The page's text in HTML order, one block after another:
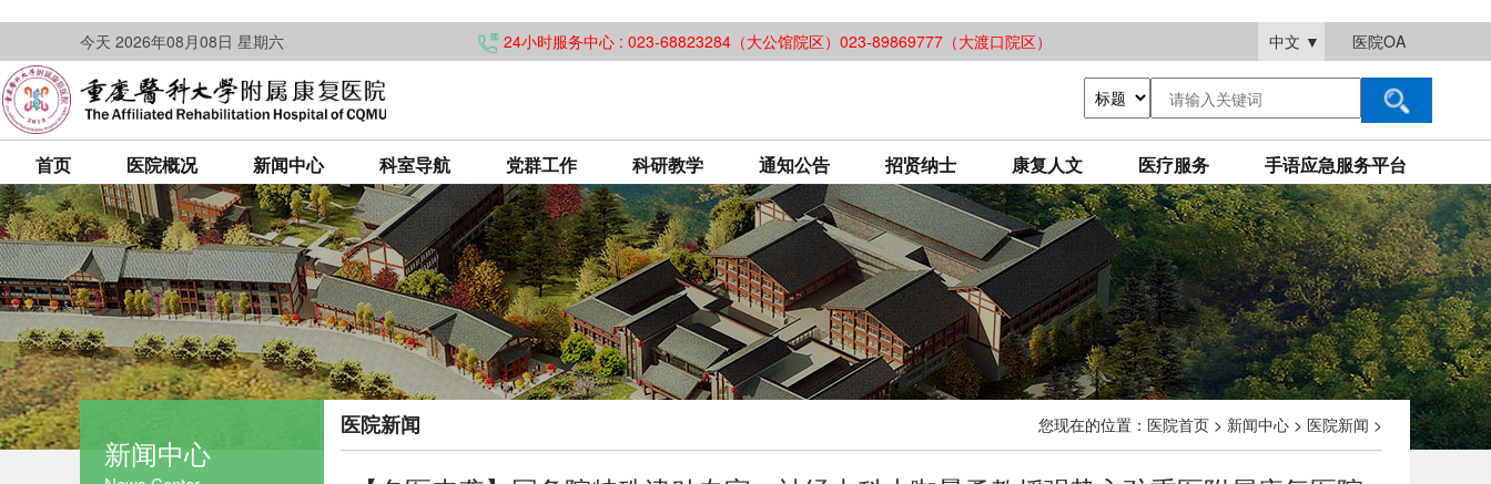
今天 2026年08月08日 星期六 24小时服务中心 : 023-68823284（大公馆院区）023-89869777（大渡口院区） 中文 ▼ 医院OA
首页 医院概况 新闻中心 科室导航 党群工作 科研教学 通知公告 招贤纳士 康复人文 医疗服务 手语应急服务平台
新闻中心
医院新闻 您现在的位置： 医院首页 > 新闻中心 > 医院新闻 >